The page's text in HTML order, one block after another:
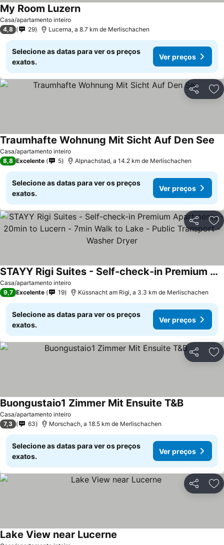
Casa/apartamento inteiro
My Room Luzern
4,8 29 Lucerna, a 8.7 km de Merlischachen
Selecione as datas para ver os preços
exatos.
Ver preços
Partilhar
Casa/apartamento inteiro
Traumhafte Wohnung Mit Sicht Auf Den See
8,8 Excelente 5 Alpnachstad, a 14.2 km de Merlischachen
Selecione as datas para ver os preços
exatos.
Ver preços
Partilhar
Casa/apartamento inteiro
STAYY Rigi Suites - Self-check-in Premium Apartments - 20min to Lucern - 7min Walk to Lake - Public Transport - Washer Dryer
9,7 Excelente 19 Küssnacht am Rigi, a 3.3 km de Merlischachen
Selecione as datas para ver os preços
exatos.
Ver preços
Partilhar
Casa/apartamento inteiro
Buongustaio1 Zimmer Mit Ensuite T&B
7,3 63 Morschach, a 18.5 km de Merlischachen
Selecione as datas para ver os preços
exatos.
Ver preços
Partilhar
Lake View near Lucerne